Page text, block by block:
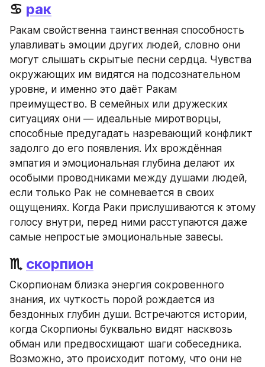
♋ рак
Ракам свойственна таинственная способность
улавливать эмоции других людей, словно они
могут слышать скрытые песни сердца. Чувства
окружающих им видятся на подсознательном
уровне, и именно это даёт Ракам
преимущество. В семейных или дружеских
ситуациях они — идеальные миротворцы,
способные предугадать назревающий конфликт
задолго до его появления. Их врождённая
эмпатия и эмоциональная глубина делают их
особыми проводниками между душами людей,
если только Рак не сомневается в своих
ощущениях. Когда Раки прислушиваются к этому
голосу внутри, перед ними расступаются даже
самые непростые эмоциональные завесы.
♏ скорпион
Скорпионам близка энергия сокровенного
знания, их чуткость порой рождается из
бездонных глубин души. Встречаются истории,
когда Скорпионы буквально видят насквозь
обман или предвосхищают шаги собеседника.
Возможно, это происходит потому, что они не